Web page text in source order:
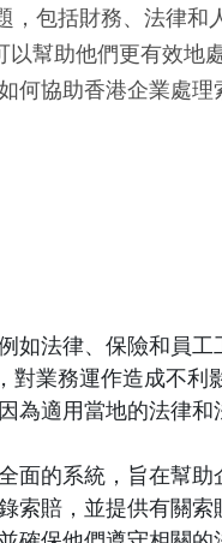
包括財務、法律和
幫助他們更有效地
協助香港企業處理
法律、保險和員工
對業務運作造成不利
適用當地的法律和
面的系統，旨在幫助
索賠，並提供有關索